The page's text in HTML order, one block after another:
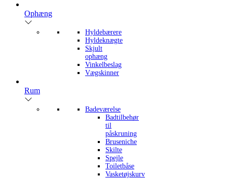
Ophæng
Hyldebærere
Hyldeknægte
Skjult
ophæng
Vinkelbeslag
Vægskinner
Rum
Badeværelse
Badtilbehør
til
påskruning
Bruseniche
Skilte
Spejle
Toiletbåse
Vasketøjskurv